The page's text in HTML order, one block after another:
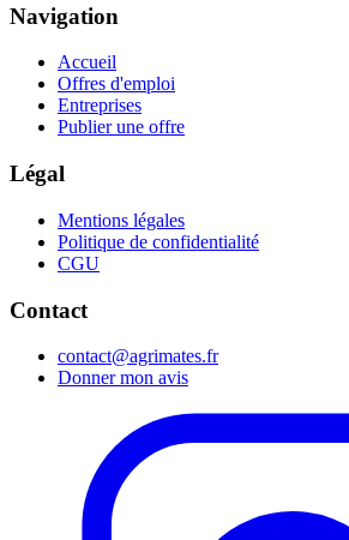
Navigation
Accueil
Offres d'emploi
Entreprises
Publier une offre
Légal
Mentions légales
Politique de confidentialité
CGU
Contact
contact@agrimates.fr
Donner mon avis